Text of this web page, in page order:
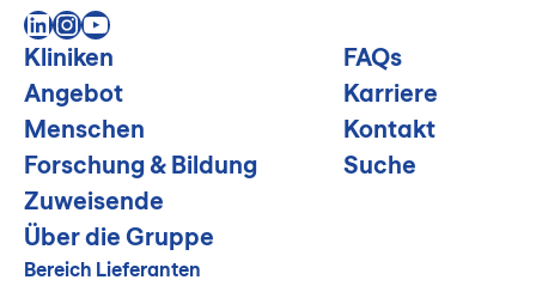
LinkedIn
Instagram
YouTube
Kliniken
Angebot
Menschen
Forschung & Bildung
Zuweisende
Über die Gruppe
FAQs
Karriere
Kontakt
Suche
Bereich Lieferanten